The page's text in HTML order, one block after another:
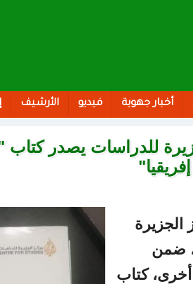
أخبار جهوية فيديو الأرشيف
للدراسات يصدر كتاب
ضمن
كتاب